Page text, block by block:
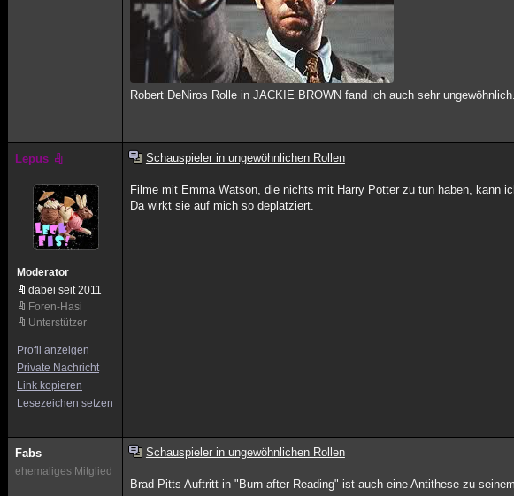
Robert DeNiros Rolle in JACKIE BROWN fand ich auch sehr
Lepus
Moderator
dabei seit 2011
Foren-Hasi
Unterstützer
Profil anzeigen
Private Nachricht
Link kopieren
Lesezeichen setzen
Schauspieler in ungewöhnlichen Rollen
Filme mit Emma Watson, die nichts mit Harry Potter zu tun haben, kann
Da wirkt sie auf mich so deplatziert.
Fabs
ehemaliges Mitglied
Schauspieler in ungewöhnlichen Rollen
Brad Pitts Auftritt in "Burn after Reading" ist auch eine Antithese zu